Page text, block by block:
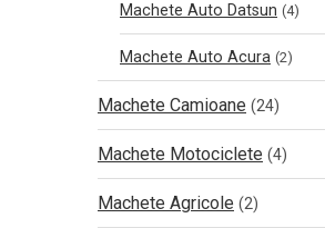
Machete Auto Datsun (4)
Machete Auto Acura (2)
Machete Camioane (24)
Machete Motociclete (4)
Machete Agricole (2)